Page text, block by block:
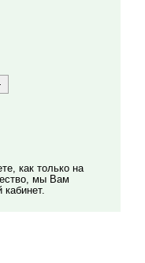
как только на
мы Вам